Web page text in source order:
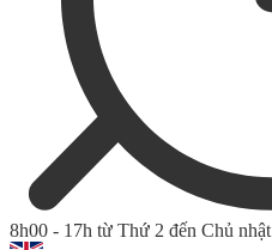
8h00 - 17h từ Thứ 2 đến Chủ nhật